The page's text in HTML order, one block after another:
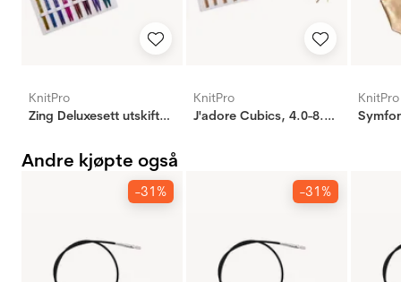
KnitPro
Zing Deluxesett utskiftbare pinner - 3.5 - 8.0 mm
KnitPro
J'adore Cubics, 4.0-8.0 mm - Luksussett utskiftbare pinner
KnitPro
Andre kjøpte også
-31% -31%